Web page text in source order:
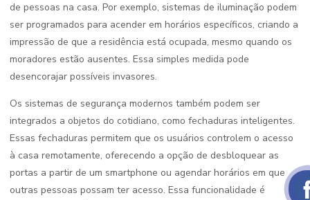
de pessoas na casa. Por exemplo, sistemas de iluminação podem
ser programados para acender em horários específicos, criando a
impressão de que a residência está ocupada, mesmo quando os
moradores estão ausentes. Essa simples medida pode
desencorajar possíveis invasores.
Os sistemas de segurança modernos também podem ser
integrados a objetos do cotidiano, como fechaduras inteligentes.
Essas fechaduras permitem que os usuários controlem o acesso
à casa remotamente, oferecendo a opção de desbloquear as
portas a partir de um smartphone ou agendar horários em que
outras pessoas possam ter acesso. Essa funcionalidade é